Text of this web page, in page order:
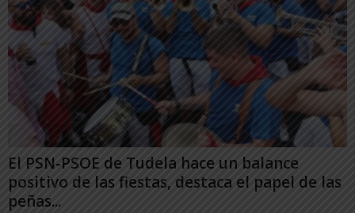
El PSN-PSOE de Tudela hace un balance
positivo de las fiestas, destaca el papel de las
peñas...